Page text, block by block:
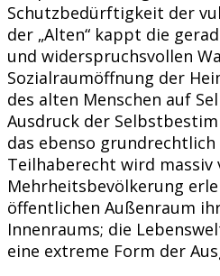
Schutzbedürftigkeit der
der „Alten“ kappt die
und widerspruchsvollen
Sozialraumöffnung der
des alten Menschen auf
Ausdruck der
das ebenso
Teilhaberecht wird massiv
Mehrheitsbevölkerung
öffentlichen Außenraum
Innenraums; die
eine extreme Form der